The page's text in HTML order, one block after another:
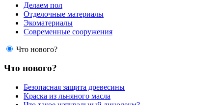
Делаем пол
Отделочные материалы
Экоматериалы
Современные сооружения
Что нового?
Что нового?
Безопасная защита древесины
Краска из льняного масла